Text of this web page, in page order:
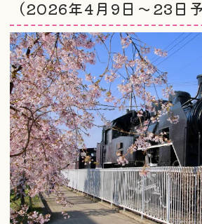
（2026年4月9日～23日予